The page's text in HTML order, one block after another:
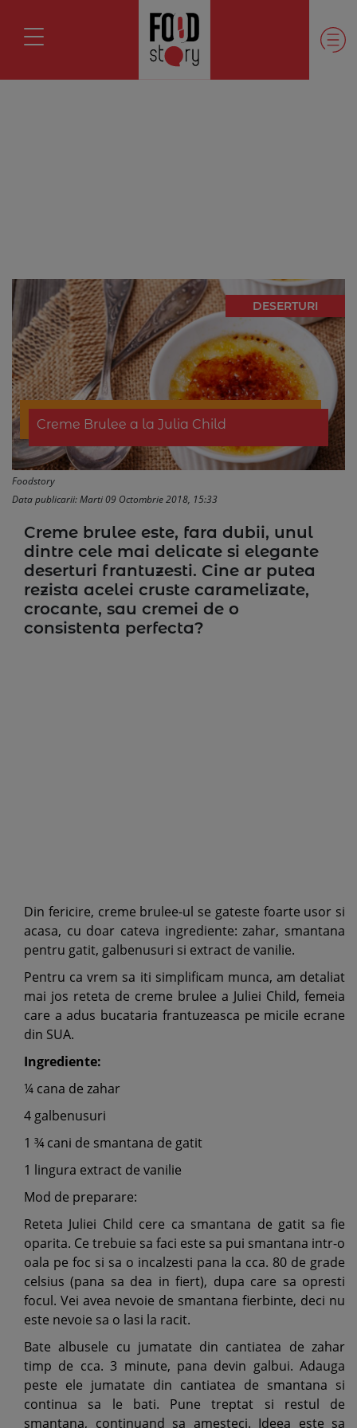
DESERTURI
Creme Brulee a la Julia Child
Foodstory
Data publicarii: Marti 09 Octombrie 2018, 15:33
Creme brulee este, fara dubii, unul
dintre cele mai delicate si elegante
deserturi frantuzesti. Cine ar putea
rezista acelei cruste caramelizate,
crocante, sau cremei de o
consistenta perfecta?
Din fericire, creme brulee-ul se gateste foarte usor si
acasa, cu doar cateva ingrediente: zahar, smantana
pentru gatit, galbenusuri si extract de vanilie.
Pentru ca vrem sa iti simplificam munca, am detaliat
mai jos reteta de creme brulee a Juliei Child, femeia
care a adus bucataria frantuzeasca pe micile ecrane
din SUA.
Ingrediente:
¼ cana de zahar
4 galbenusuri
1 ¾ cani de smantana de gatit
1 lingura extract de vanilie
Mod de preparare:
Reteta Juliei Child cere ca smantana de gatit sa fie
oparita. Ce trebuie sa faci este sa pui smantana intr-o
oala pe foc si sa o incalzesti pana la cca. 80 de grade
celsius (pana sa dea in fiert), dupa care sa opresti
focul. Vei avea nevoie de smantana fierbinte, deci nu
este nevoie sa o lasi la racit.
Bate albusele cu jumatate din cantiatea de zahar
timp de cca. 3 minute, pana devin galbui. Adauga
peste ele jumatate din cantiatea de smantana si
continua sa le bati. Pune treptat si restul de
smantana, continuand sa amesteci. Ideea este sa